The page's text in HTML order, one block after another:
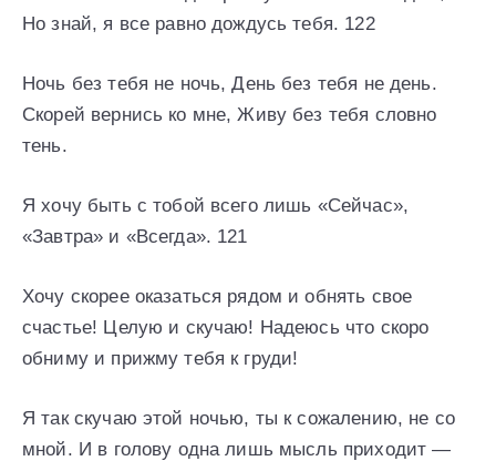
Но знай, я все равно дождусь тебя. 122
Ночь без тебя не ночь, День без тебя не день.
Скорей вернись ко мне, Живу без тебя словно
тень.
Я хочу быть с тобой всего лишь «Сейчас»,
«Завтра» и «Всегда». 121
Хочу скорее оказаться рядом и обнять свое
счастье! Целую и скучаю! Надеюсь что скоро
обниму и прижму тебя к груди!
Я так скучаю этой ночью, ты к сожалению, не со
мной. И в голову одна лишь мысль приходит —